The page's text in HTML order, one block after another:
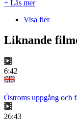
+ Läs mer
Visa fler
Liknande
6:42
Östroms uppgång och
26:43